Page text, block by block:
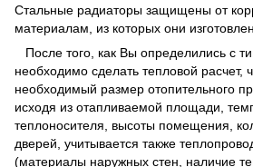
Стальные радиаторы защищены от
материалам, из которых они
После того, как Вы определились с
необходимо сделать тепловой расчет,
необходимый размер отопительного
исходя из отапливаемой площади,
теплоносителя, высоты помещения,
дверей, учитывается также
(материалы наружных стен, наличие